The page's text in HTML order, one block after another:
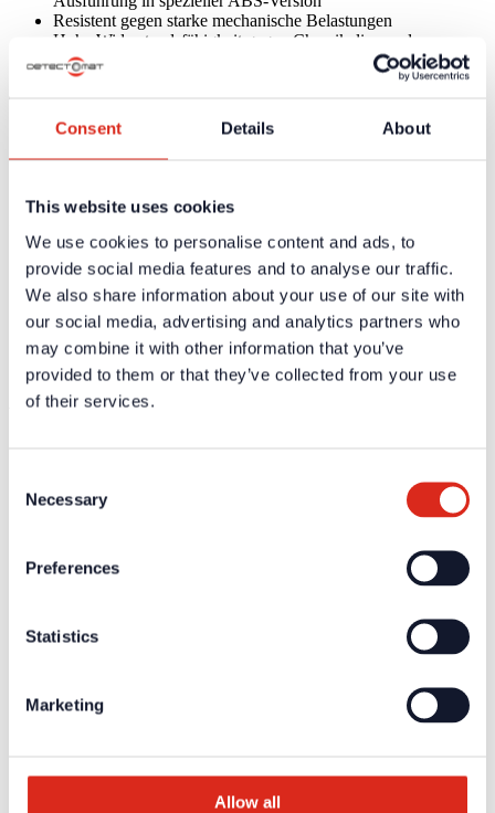
Consent Details About
This website uses cookies
We use cookies to personalise content and ads, to
provide social media features and to analyse our traffic.
We also share information about your use of our site with
our social media, advertising and analytics partners who
may combine it with other information that you’ve
provided to them or that they’ve collected from your use
of their services.
Selection
Necessary
Preferences
Statistics
Marketing
Allow all
Resistent gegen starke mechanische Belastungen
Hohe Widerstandsfähigkeit gegen Chemikalien und
aggressive bzw. belastete Umgebungen
Technische Daten
Zertifikate / Zulassungen
Weiterführende Informationen und Downloads zu unseren
Produkten und Dienstleistungen sind in dem geschützten
Partnerbereich verfügbar.
Für die persönlichen Login-Datenist eine einmalige
Registrierung erforderlich.
Ausschreibungstexte
Unsere Philosophie
Technologiepartner